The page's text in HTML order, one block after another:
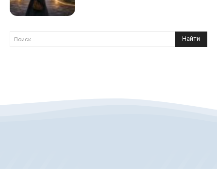
Поиск... Найти